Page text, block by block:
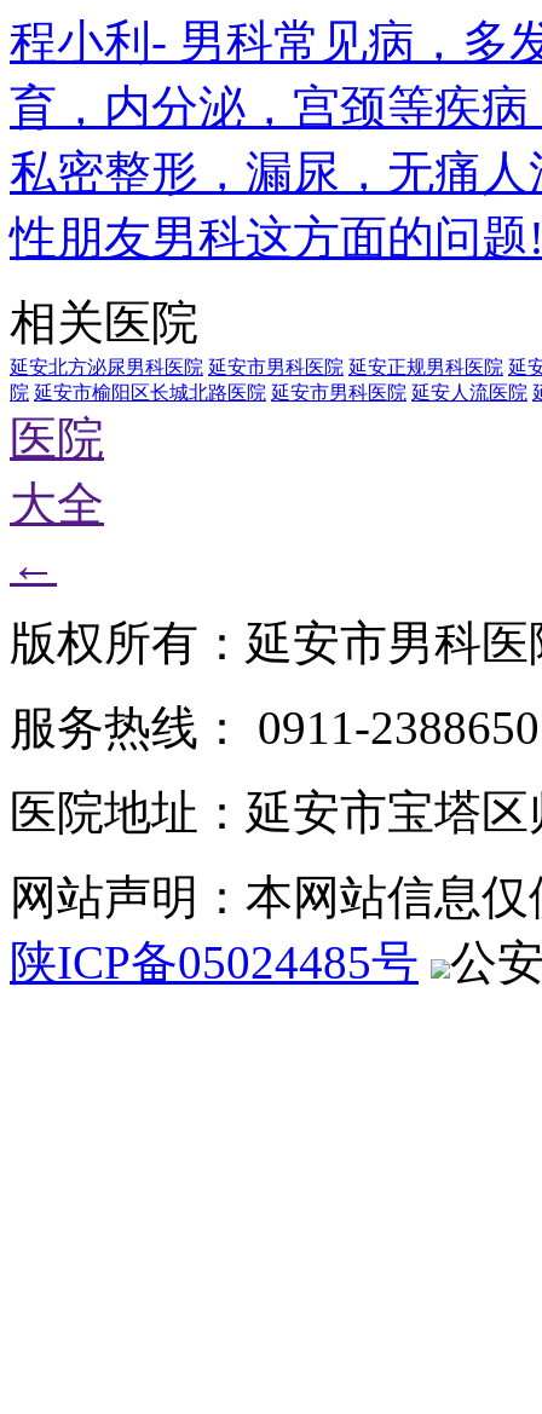
程小利- 男科常见病，多
育，内分泌，宫颈等疾
私密整形，漏尿，无痛
性朋友男科这方面的问
相关医院
延安北方泌尿男科医院 延安市男科医院 延安正规男科医院 延
院 延安市榆阳区长城北路医院 延安市男科医院 延安人流医院
医院
大全
←
版权所有：延安市男科医
服务热线： 0911-2388650
医院地址：延安市宝塔
网站声明：本网站信息
陕ICP备05024485号
公